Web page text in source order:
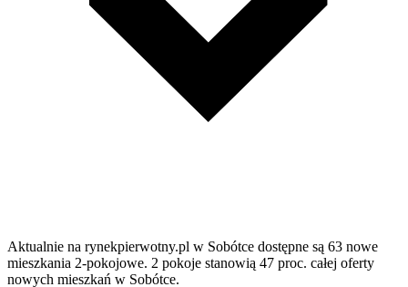
Aktualnie na rynekpierwotny.pl w Sobótce dostępne są 63 nowe
mieszkania 2-pokojowe. 2 pokoje stanowią 47 proc. całej oferty
nowych mieszkań w Sobótce.